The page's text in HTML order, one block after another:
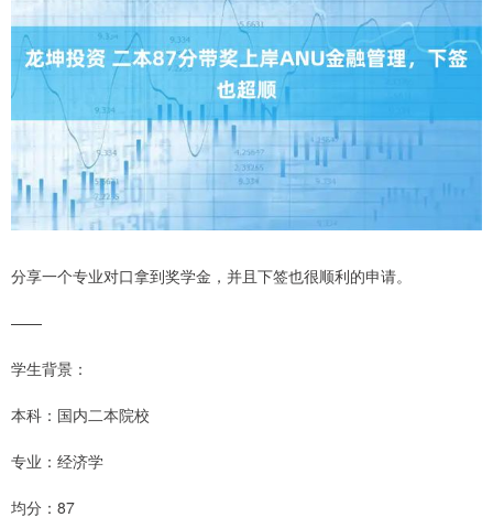
分享一个专业对口拿到奖学金，并且下签也很顺利的申请。
——
学生背景：
本科：国内二本院校
专业：经济学
均分：87